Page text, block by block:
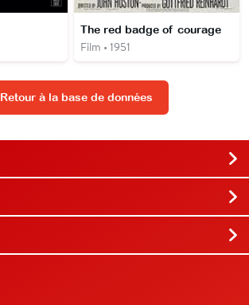
The red badge of courage
Film • 1951
Retour à la base de données